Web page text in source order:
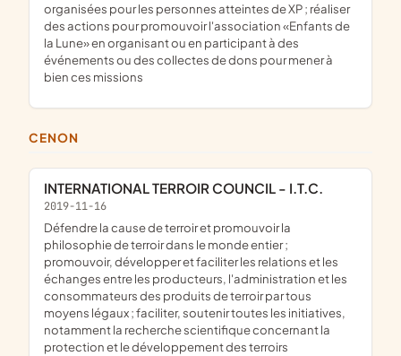
organisées pour les personnes atteintes de XP ; réaliser
des actions pour promouvoir l'association «Enfants de
la Lune» en organisant ou en participant à des
événements ou des collectes de dons pour mener à
bien ces missions
CENON
INTERNATIONAL TERROIR COUNCIL - I.T.C.
2019-11-16
défendre la cause de terroir et promouvoir la
philosophie de terroir dans le monde entier ;
promouvoir, développer et faciliter les relations et les
échanges entre les producteurs, l'administration et les
consommateurs des produits de terroir par tous
moyens légaux ; faciliter, soutenir toutes les initiatives,
notamment la recherche scientifique concernant la
protection et le développement des terroirs